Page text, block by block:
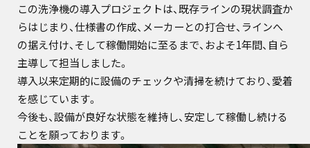
この洗浄機の導入プロジェクトは、既存ラインの現状調査か
らはじまり、仕様書の作成、メーカーとの打合せ、ラインへ
の据え付け、そして稼働開始に至るまで、およそ1年間、自ら
主導して担当しました。
導入以来定期的に設備のチェックや清掃を続けており、愛着
を感じています。
今後も、設備が良好な状態を維持し、安定して稼働し続ける
ことを願っております。